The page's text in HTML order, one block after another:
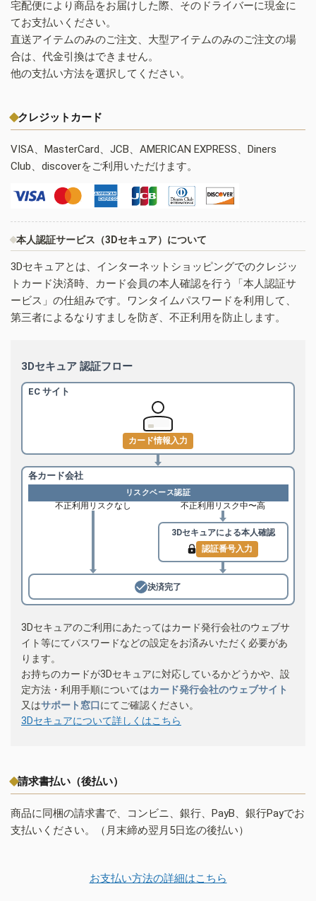
宅配便により商品をお届けした際、そのドライバーに現金に
てお支払いください。
直送アイテムのみのご注文、大型アイテムのみのご注文の場
合は、代金引換はできません。
他の支払い方法を選択してください。
クレジットカード
VISA、MasterCard、JCB、AMERICAN EXPRESS、Diners
Club、discoverをご利用いただけます。
本人認証サービス（3Dセキュア）について
3Dセキュアとは、インターネットショッピングでのクレジッ
トカード決済時、カード会員の本人確認を行う「本人認証サ
ービス」の仕組みです。ワンタイムパスワードを利用して、
第三者によるなりすましを防ぎ、不正利用を防止します。
3Dセキュア 認証フロー
EC サイト
カード情報入力
各カード会社
リスクベース認証
不正利用リスクなし 不正利用リスク中〜高
3Dセキュアによる本人確認
認証番号入力
決済完了
3Dセキュアのご利用にあたってはカード発行会社のウェブサ
イト等にてパスワードなどの設定をお済みいただく必要があ
ります。
お持ちのカードが3Dセキュアに対応しているかどうかや、設
定方法・利用手順についてはカード発行会社のウェブサイト
又はサポート窓口にてご確認ください。
3Dセキュアについて詳しくはこちら
請求書払い（後払い）
商品に同梱の請求書で、コンビニ、銀行、PayB、銀行Payでお
支払いください。（月末締め翌月5日迄の後払い）
お支払い方法の詳細はこちら